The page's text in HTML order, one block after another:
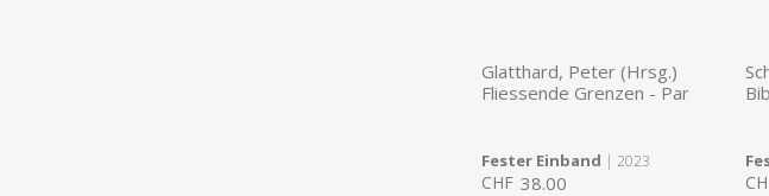
Glatthard, Peter (Hrsg.)
Fliessende Grenzen - Par
Fester Einband | 2023
CHF 38.00